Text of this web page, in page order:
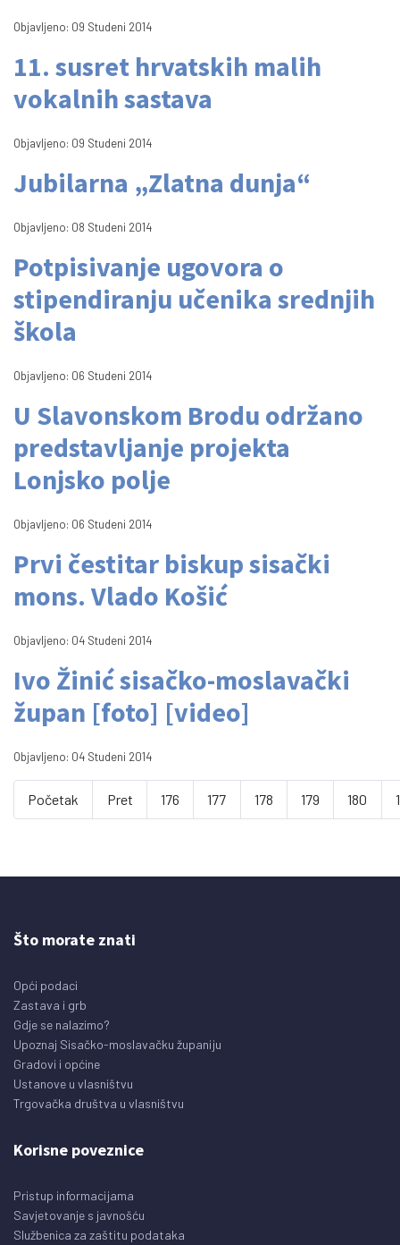
Objavljeno: 09 Studeni 2014
11. susret hrvatskih malih
vokalnih sastava
Objavljeno: 09 Studeni 2014
Jubilarna „Zlatna dunja“
Objavljeno: 08 Studeni 2014
Potpisivanje ugovora o
stipendiranju učenika srednjih
škola
Objavljeno: 06 Studeni 2014
U Slavonskom Brodu održano
predstavljanje projekta
Lonjsko polje
Objavljeno: 06 Studeni 2014
Prvi čestitar biskup sisački
mons. Vlado Košić
Objavljeno: 04 Studeni 2014
Ivo Žinić sisačko-moslavački
župan [foto] [video]
Objavljeno: 04 Studeni 2014
Početak Pret 176 177 178 179 180
Što morate znati
Opći podaci
Zastava i grb
Gdje se nalazimo?
Upoznaj Sisačko-moslavačku županiju
Gradovi i općine
Ustanove u vlasništvu
Trgovačka društva u vlasništvu
Korisne poveznice
Pristup informacijama
Savjetovanje s javnošću
Službenica za zaštitu podataka